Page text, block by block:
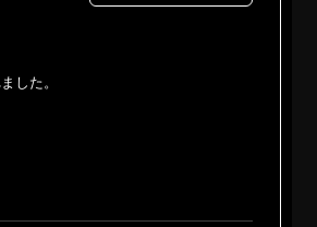
した。